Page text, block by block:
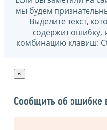
мы будем
Выделите текст,
содержит ошибку,
комбинацию клавиш:
×
Сообщить об ошибке